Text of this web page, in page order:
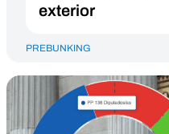
exterior
PREBUNKING